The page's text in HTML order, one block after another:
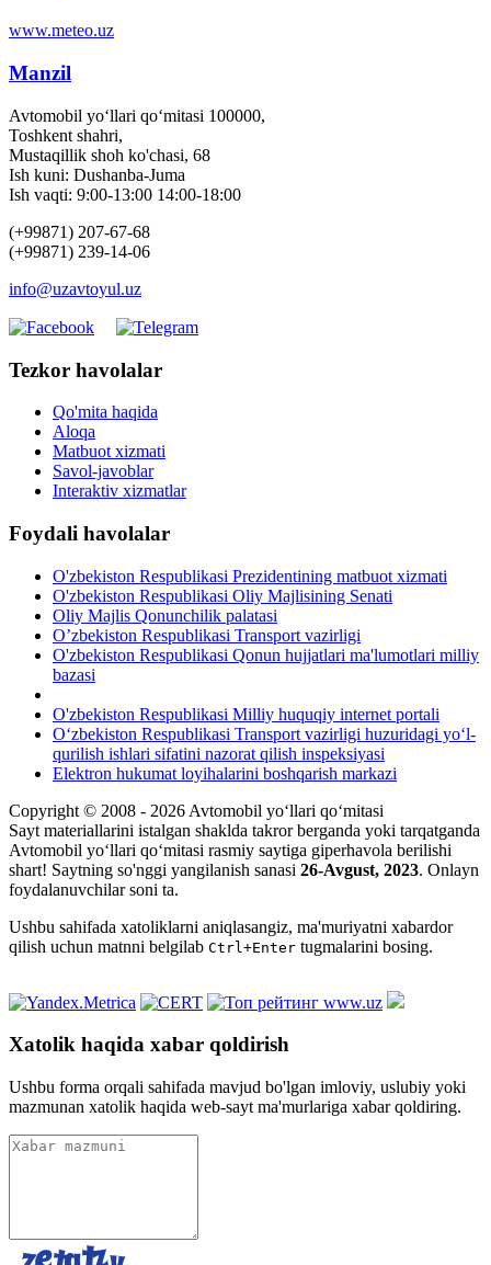
www.meteo.uz
Manzil
Avtomobil yo‘llari qo‘mitasi 100000,
Toshkent shahri,
Mustaqillik shoh ko'chasi, 68
Ish kuni: Dushanba-Juma
Ish vaqti: 9:00-13:00 14:00-18:00
(+99871) 207-67-68
(+99871) 239-14-06
info@uzavtoyul.uz
Tezkor havolalar
Qo'mita haqida
Aloqa
Matbuot xizmati
Savol-javoblar
Interaktiv xizmatlar
Foydali havolalar
O'zbekiston Respublikasi Prezidentining matbuot xizmati
O'zbekiston Respublikasi Oliy Majlisining Senati
Oliy Majlis Qonunchilik palatasi
O’zbekiston Respublikasi Transport vazirligi
O'zbekiston Respublikasi Qonun hujjatlari ma'lumotlari milliy
bazasi
O'zbekiston Respublikasi Milliy huquqiy internet portali
O‘zbekiston Respublikasi Transport vazirligi huzuridagi yo‘l-
qurilish ishlari sifatini nazorat qilish inspeksiyasi
Elektron hukumat loyihalarini boshqarish markazi
Copyright © 2008 - 2026 Avtomobil yo‘llari qo‘mitasi
Sayt materiallarini istalgan shaklda takror berganda yoki tarqatganda
Avtomobil yo‘llari qo‘mitasi rasmiy saytiga giperhavola berilishi
shart! Saytning so'nggi yangilanish sanasi 26-Avgust, 2023. Onlayn
foydalanuvchilar soni ta.
Ushbu sahifada xatoliklarni aniqlasangiz, ma'muriyatni xabardor
qilish uchun matnni belgilab Ctrl+Enter tugmalarini bosing.
Xatolik haqida xabar qoldirish
Ushbu forma orqali sahifada mavjud bo'lgan imloviy, uslubiy yoki
mazmunan xatolik haqida web-sayt ma'murlariga xabar qoldiring.